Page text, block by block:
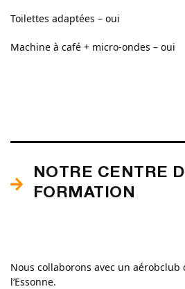
Toilettes adaptées – oui
Machine à café + micro-ondes – oui
NOTRE CENTRE
FORMATION
Nous collaborons avec un aérobclub
l’Essonne.